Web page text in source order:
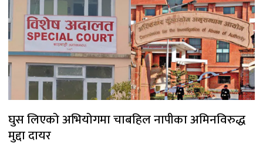
घुस लिएको अभियोगमा चाबहिल नापीका अमिनविरुद्ध
मुद्दा दायर